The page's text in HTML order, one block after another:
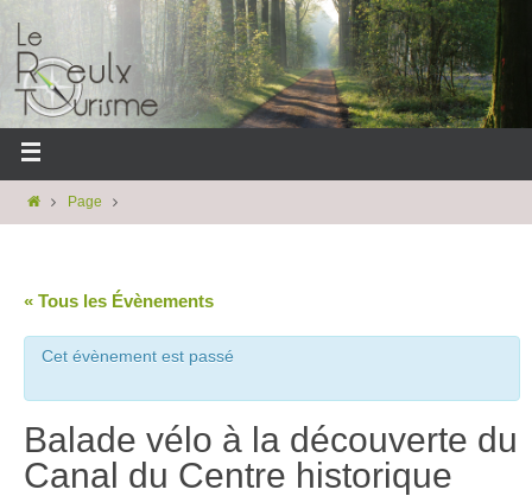
Page
« Tous les Évènements
Cet évènement est passé
Balade vélo à la découverte du
Canal du Centre historique